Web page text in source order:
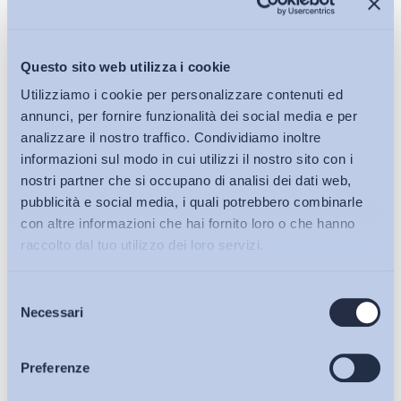
Questo sito web utilizza i cookie
Utilizziamo i cookie per personalizzare contenuti ed
annunci, per fornire funzionalità dei social media e per
analizzare il nostro traffico. Condividiamo inoltre
informazioni sul modo in cui utilizzi il nostro sito con i
nostri partner che si occupano di analisi dei dati web,
pubblicità e social media, i quali potrebbero combinarle
con altre informazioni che hai fornito loro o che hanno
raccolto dal tuo utilizzo dei loro servizi.
delNecessari
Preferenze
Bollettini ADAPT
Articoli
Condividi su:
Ultimi Interventi